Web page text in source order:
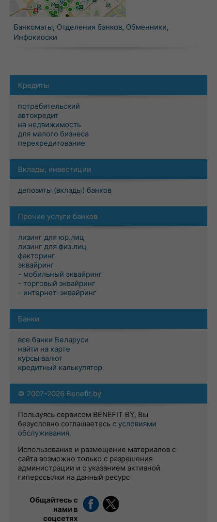
Банкоматы, Отделения банков, Обменники,
Инфокиоски
Кредиты
потребительский
автокредит
на недвижимость
для малого бизнеса
перекредитование
Вклады, инвестиции
депозиты (вклады) банков
Прочие услуги банков
лизинг для юр.лиц
лизинг для физ.лиц
факторинг
эквайринг
- мобильный эквайринг
- торговый эквайринг
- интернет-эквайринг
Банки
все банки Беларуси
найти на карте
курсы валют
кредитный калькулятор
© 2007-2026 Benefit.by
Пользуясь сервисом BENEFIT BY, Вы
безусловно соглашаетесь с условиями
обслуживания.
Использование и размещение материалов с
сайта возможно только с разрешения
администрации и с указанием активной
гиперссылки на данный ресурс
Общайтесь с
нами в
соцсетях